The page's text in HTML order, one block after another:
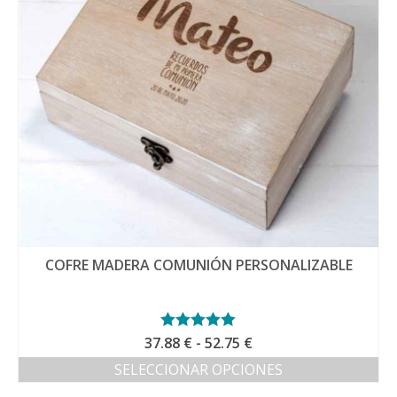
pueden
elegir
en
la
página
producto
COFRE MADERA COMUNIÓN PERSONALIZABLE
Valorado con
5.00de 5
37.88 € - 52.75 €Rango
de
precios:
SELECCIONAR OPCIONES